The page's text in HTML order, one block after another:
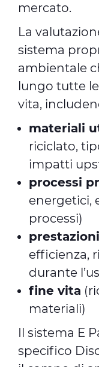
mercato.
La
sistema
ambientale
lungo tutte
vita,
materiali
riciclato,
impatti
processi
energetici,
processi)
efficienza,
durante
fine vita
materiali)
Il sistema E
specifico